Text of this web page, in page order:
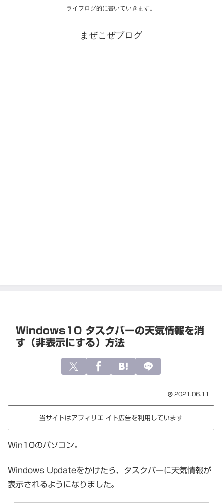
ライフログ的に書いていきます。
まぜこぜブログ
Windows10 タスクバーの天気情報を消
す（非表示にする）方法
2021.06.11
当サイトはアフィリエ イト広告を利用しています
Win10のパソコン。
Windows Updateをかけたら、タスクバーに天気情報が
表示されるようになりました。